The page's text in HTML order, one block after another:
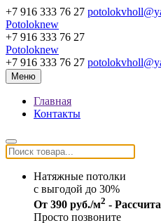
+7 916 333 76 27
Potoloknew
+7 916 333 76 27
Potoloknew
+7 916 333 76 27
Меню
Главная
Контакты
Натяжные потолки
c выгодой до 30%
От 390 руб./м2 -
Просто позвоните